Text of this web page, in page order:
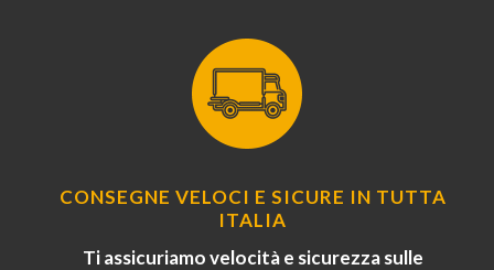
CONSEGNE VELOCI E SICURE IN TUTTA
ITALIA
Ti assicuriamo velocità e sicurezza sulle